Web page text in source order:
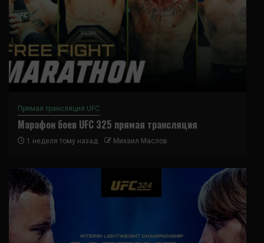
Прямая трансляция UFC
Марафон боев UFC 325 прямая трансляция
1 неделя тому назад Михаил Маслов